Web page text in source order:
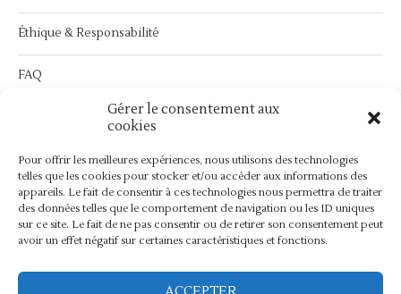
Gérer le consentement aux
cookies
Pour offrir les meilleures expériences, nous utilisons des technologies
telles que les cookies pour stocker et/ou accéder aux informations des
appareils. Le fait de consentir à ces technologies nous permettra de traiter
des données telles que le comportement de navigation ou les ID uniques
sur ce site. Le fait de ne pas consentir ou de retirer son consentement peut
avoir un effet négatif sur certaines caractéristiques et fonctions.
Éthique & Responsabilité
FAQ
Service Après Vente :contact@bymathilda.com